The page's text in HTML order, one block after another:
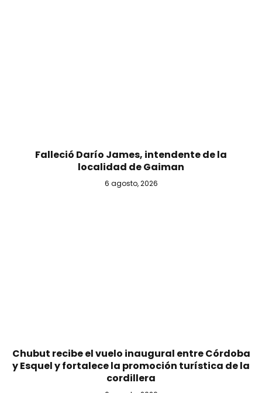
Falleció Darío James, intendente de la
localidad de Gaiman
6 agosto, 2026
Chubut recibe el vuelo inaugural entre Córdoba
y Esquel y fortalece la promoción turística de la
cordillera